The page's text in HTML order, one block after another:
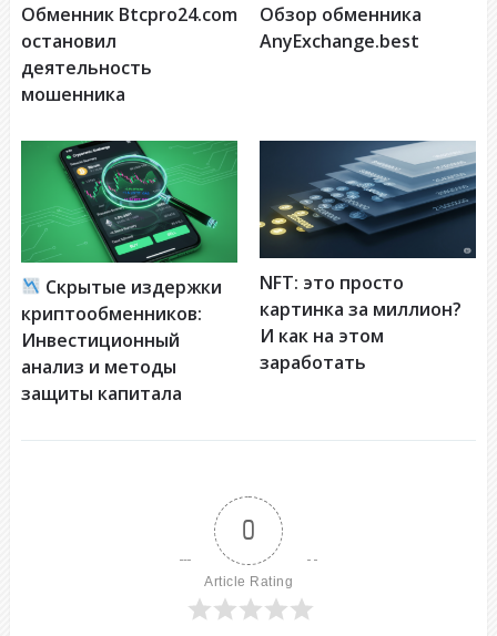
Обменник Btcpro24.com
остановил
деятельность
мошенника
Обзор обменника
AnyExchange.best
Скрытые издержки
криптообменников:
Инвестиционный
анализ и методы
защиты капитала
NFT: это просто
картинка за миллион?
И как на этом
заработать
0
Article Rating